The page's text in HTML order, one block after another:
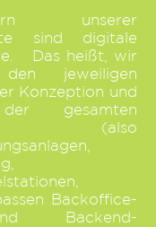
unserer
sind digitale
Das heißt, wir
den jeweiligen
Konzeption und
gesamten
(also
Backoffice-
Backend-